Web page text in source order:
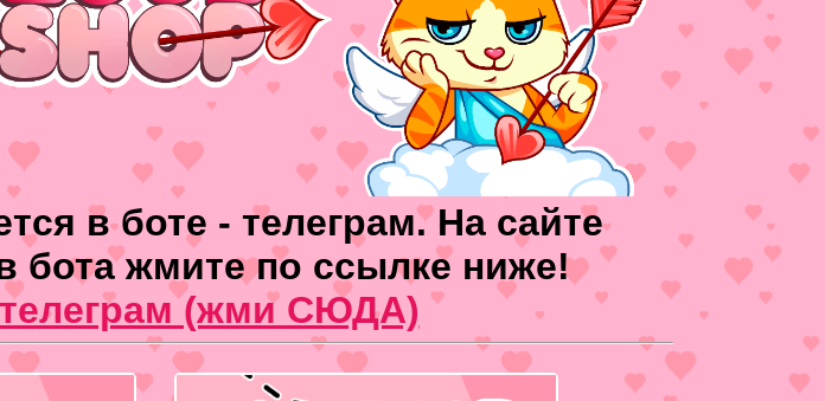
в боте - телеграм. На сайте
бота жмите по ссылке ниже!
(жми СЮДА)